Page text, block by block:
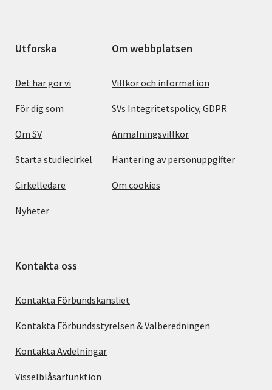
Utforska
Det här gör vi
För dig som
Om SV
Starta studiecirkel
Cirkelledare
Nyheter
Om webbplatsen
Villkor och information
SVs Integritetspolicy, GDPR
Anmälningsvillkor
Hantering av personuppgifter
Om cookies
Kontakta oss
Kontakta Förbundskansliet
Kontakta Förbundsstyrelsen & Valberedningen
Kontakta Avdelningar
Visselblåsarfunktion